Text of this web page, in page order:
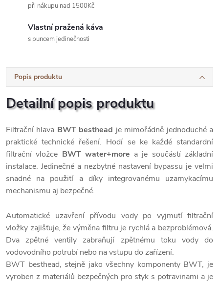
při nákupu nad 1500Kč
Vlastní pražená káva
s puncem jedinečnosti
Popis produktu
Detailní popis produktu
Filtrační hlava BWT besthead je mimořádně jednoduché a
praktické technické řešení. Hodí se ke každé standardní
filtrační vložce BWT water+more a je součástí základní
instalace. Jedinečné a nezbytné nastavení bypassu je velmi
snadné na použití a díky integrovanému uzamykacímu
mechanismu aj bezpečné.
Automatické uzavření přívodu vody po vyjmutí filtrační
vložky zajišťuje, že výměna filtru je rychlá a bezproblémová.
Dva zpětné ventily zabraňují zpětnému toku vody do
vodovodního potrubí nebo na vstupu do zařízení.
BWT besthead, stejně jako všechny komponenty BWT, je
vyroben z materiálů bezpečných pro styk s potravinami a je